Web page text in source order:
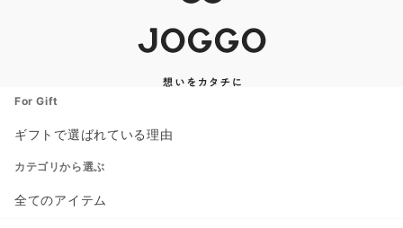
For Gift
ギフトで選ばれている理由
カテゴリから選ぶ
全てのアイテム